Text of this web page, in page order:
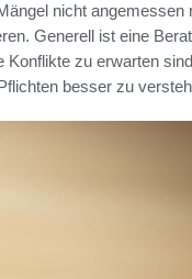
nicht angemessen
Generell ist eine
Konflikte zu erwarten
besser zu